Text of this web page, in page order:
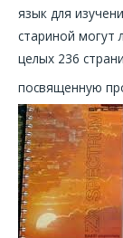
язык для
стариной могут
целых 236
посвященную